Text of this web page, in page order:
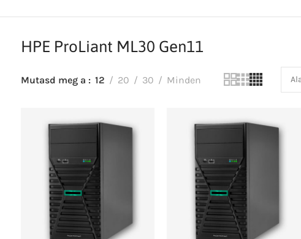
HPE ProLiant ML30 Gen11
Mutasd meg a 12 20 30 Minden